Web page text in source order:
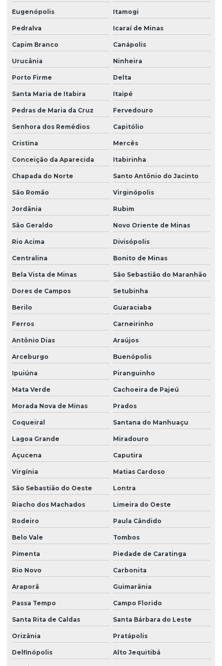
Eugenópolis Itamogi
Pedralva Icaraí de Minas
Capim Branco Canápolis
Urucânia Ninheira
Porto Firme Delta
Santa Maria de Itabira Itaipé
Pedras de Maria da Cruz Fervedouro
Senhora dos Remédios Capitólio
Cristina Mercês
Conceição da Aparecida Itabirinha
Chapada do Norte Santo Antônio do Jacinto
São Romão Virginópolis
Jordânia Rubim
São Geraldo Novo Oriente de Minas
Rio Acima Divisópolis
Centralina Bonito de Minas
Bela Vista de Minas São Sebastião do Maranhão
Dores de Campos Setubinha
Berilo Guaraciaba
Ferros Carneirinho
Antônio Dias Araújos
Arceburgo Buenópolis
Ipuiúna Piranguinho
Mata Verde Cachoeira de Pajeú
Morada Nova de Minas Prados
Coqueiral Santana do Manhuaçu
Lagoa Grande Miradouro
Açucena Caputira
Virgínia Matias Cardoso
São Sebastião do Oeste Lontra
Riacho dos Machados Limeira do Oeste
Rodeiro Paula Cândido
Belo Vale Tombos
Pimenta Piedade de Caratinga
Rio Novo Carbonita
Araporã Guimarânia
Passa Tempo Campo Florido
Santa Rita de Caldas Santa Bárbara do Leste
Orizânia Pratápolis
Delfinópolis Alto Jequitibá